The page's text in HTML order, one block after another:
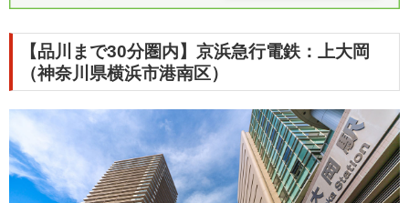
【品川まで30分圏内】京浜急行電鉄：上大岡
（神奈川県横浜市港南区）